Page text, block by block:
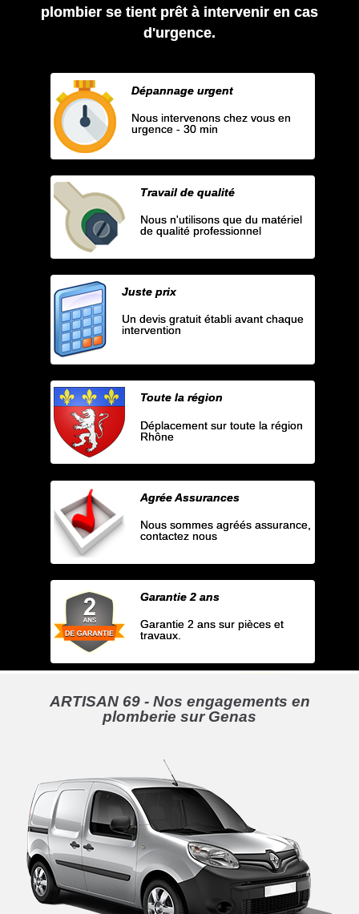
plombier se tient prêt à intervenir en cas
d'urgence.
Dépannage urgent
Nous intervenons chez vous en
urgence - 30 min
Travail de qualité
Nous n'utilisons que du matériel
de qualité professionnel
Juste prix
Un devis gratuit établi avant chaque
intervention
Toute la région
Déplacement sur toute la région
Rhône
Agrée Assurances
Nous sommes agréés assurance,
contactez nous
Garantie 2 ans
Garantie 2 ans sur pièces et
travaux.
ARTISAN 69 - Nos engagements en
plomberie sur Genas